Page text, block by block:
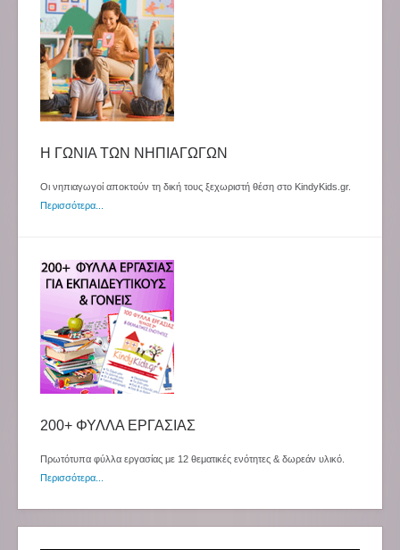
Η ΓΩΝΙΑ ΤΩΝ ΝΗΠΙΑΓΩΓΩΝ
Οι νηπιαγωγοί αποκτούν τη δική τους ξεχωριστή θέση στο KindyKids.gr.
Περισσότερα...
200+ ΦΥΛΛΑ ΕΡΓΑΣΙΑΣ
Πρωτότυπα φύλλα εργασίας με 12 θεματικές ενότητες & δωρεάν υλικό.
Περισσότερα...